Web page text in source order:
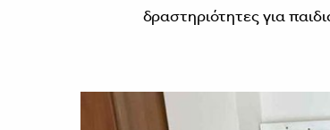
δραστηριότητες για